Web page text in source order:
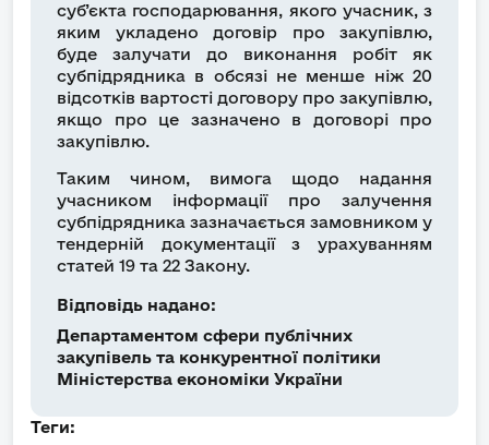
суб’єкта господарювання, якого учасник, з
яким укладено договір про закупівлю,
буде залучати до виконання робіт як
субпідрядника в обсязі не менше ніж 20
відсотків вартості договору про закупівлю,
якщо про це зазначено в договорі про
закупівлю.
Таким чином, вимога щодо надання
учасником інформації про залучення
субпідрядника зазначається замовником у
тендерній документації з урахуванням
статей 19 та 22 Закону.
Відповідь надано:
Департаментом сфери публічних
закупівель та конкурентної політики
Міністерства економіки України
Теги: